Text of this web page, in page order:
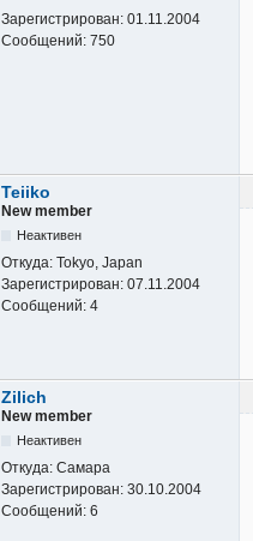
Зарегистрирован: 01.11.2004
Сообщений: 750
Teiiko
New member
Неактивен
Откуда: Tokyo, Japan
Зарегистрирован: 07.11.2004
Сообщений: 4
Zilich
New member
Неактивен
Откуда: Самара
Зарегистрирован: 30.10.2004
Сообщений: 6